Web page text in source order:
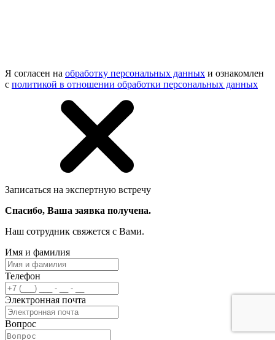
Я согласен на обработку персональных данных и ознакомлен
с политикой в отношении обработки персональных данных
Записаться на экспертную встречу
Спасибо, Ваша заявка получена.
Наш сотрудник свяжется с Вами.
Имя и фамилия
Телефон
Электронная почта
Вопрос